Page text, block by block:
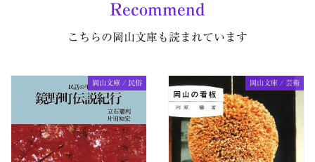
Recommend
こちらの岡山文庫も読まれています
岡山文庫 / 民俗 岡山文庫 / 芸術